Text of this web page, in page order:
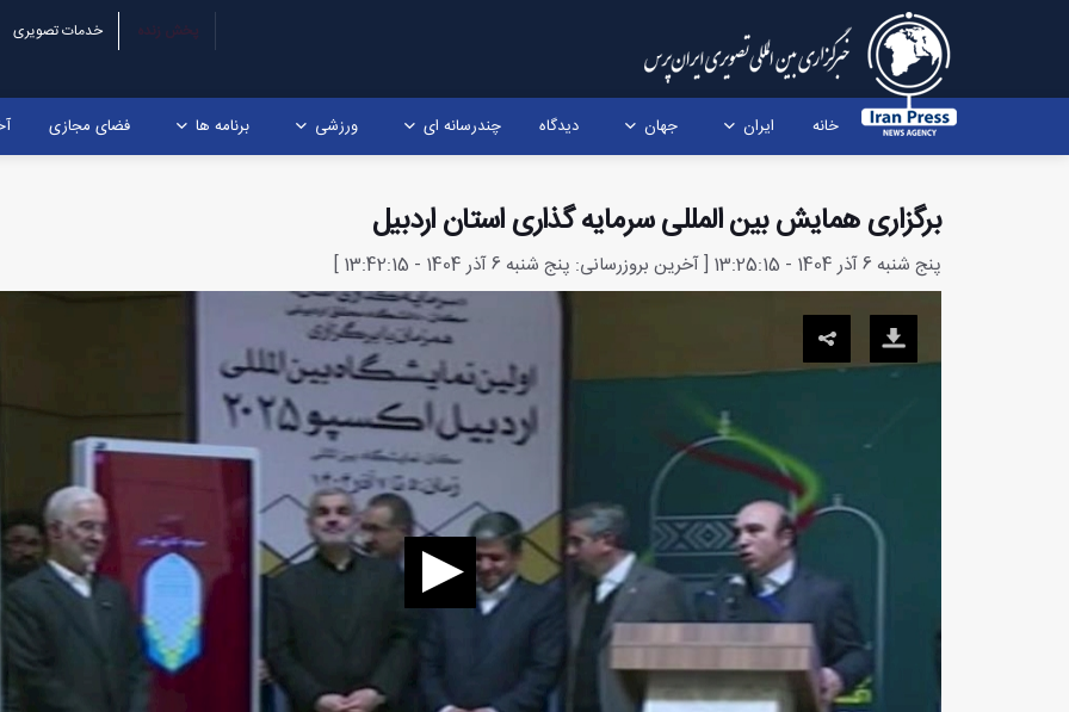
پخش زنده خدمات تصویری
خانه ایران جهان دیدگاه چندرسانه ای ورزشی برنامه ها فضای مجازی
برگزاری همایش بین المللی سرمایه گذاری استان اردبیل
پنج شنبه 6 آذر 1404 - 13:25:15 [ آخرین بروزرسانی: پنج شنبه 6 آذر 1404 - 13:42:15 ]